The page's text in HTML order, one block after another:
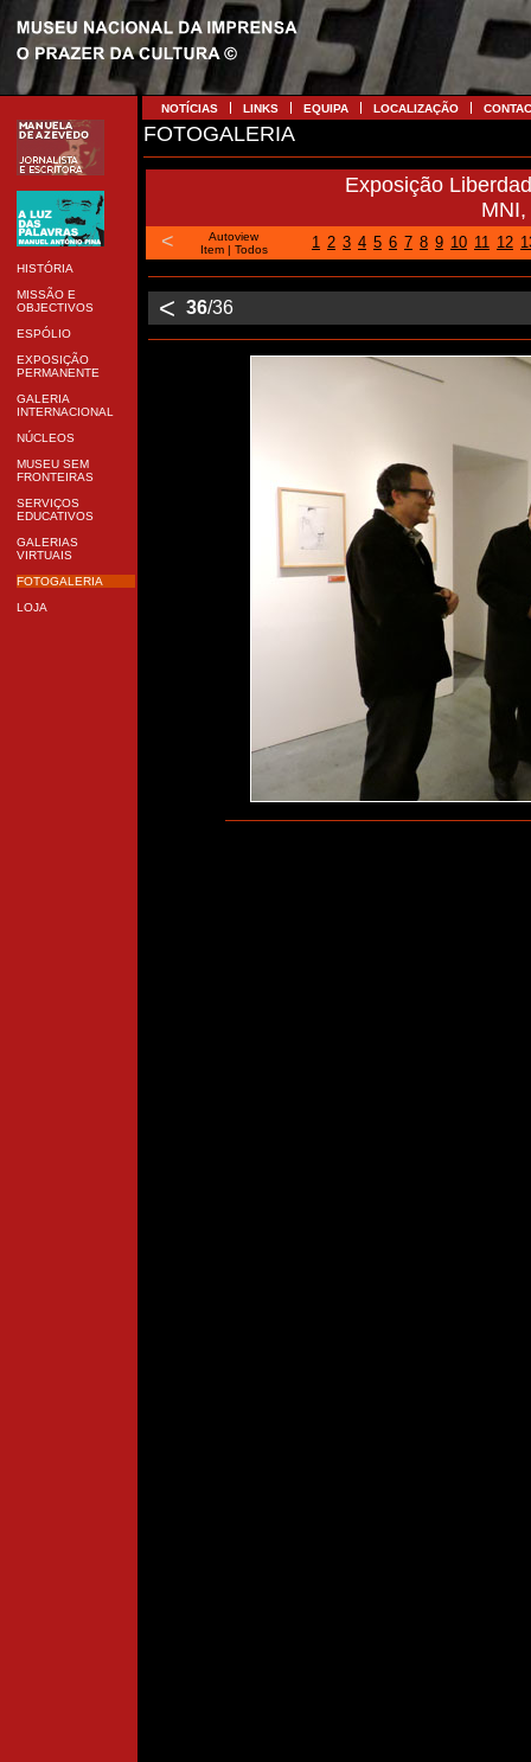
HISTÓRIA
MISSÃO E
OBJECTIVOS
ESPÓLIO
EXPOSIÇÃO
PERMANENTE
GALERIA
INTERNACIONAL
NÚCLEOS
MUSEU SEM
FRONTEIRAS
SERVIÇOS
EDUCATIVOS
GALERIAS
VIRTUAIS
FOTOGALERIA
LOJA
NOTÍCIAS LINKS EQUIPA LOCALIZAÇÃO
FOTOGALERIA
Exposição
<
Autoview
Item| Todos 1 2 3 4 5 6 7 8 9 10 11 12
< 36/36